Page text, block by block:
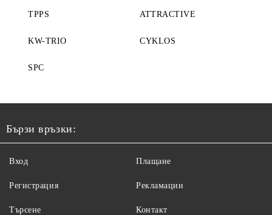
TPPS ATTRACTIVE
KW-TRIO CYKLOS
SPC
Бързи връзки:
Вход
Регистрация
Търсене
Плащане
Рекламации
Контакт